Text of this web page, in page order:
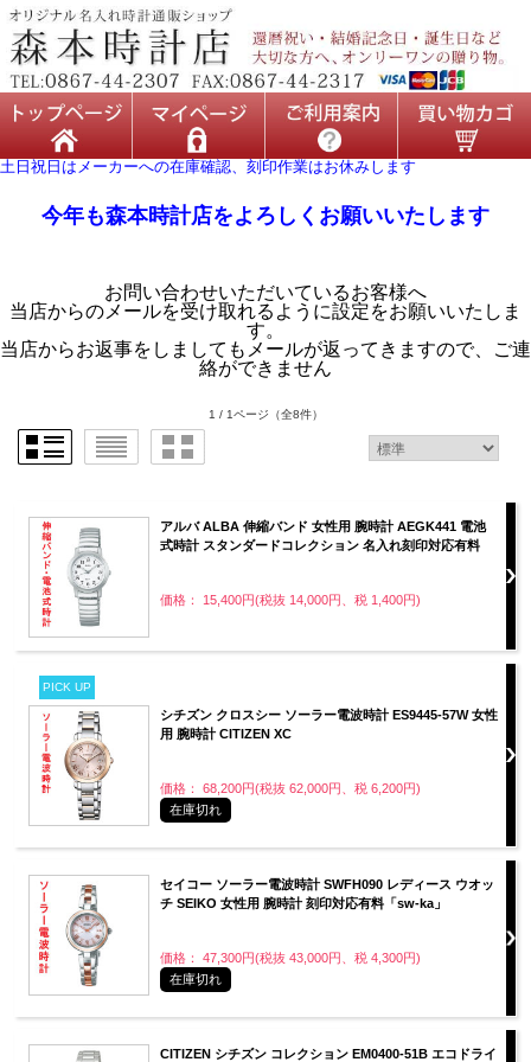
土日祝日はメーカーへの在庫確認、刻印作業はお休みします
今年も森本時計店をよろしくお願いいたします
お問い合わせいただいているお客様へ
当店からのメールを受け取れるように設定をお願いいたしま
す。
当店からお返事をしましてもメールが返ってきますので、ご連
絡ができません
1 / 1ページ （全8件）
アルバ ALBA 伸縮バンド 女性用 腕時計 AEGK441 電池
式時計 スタンダードコレクション 名入れ刻印対応有料
価格： 15,400円(税抜 14,000円、税 1,400円)
PICK UP
シチズン クロスシー ソーラー電波時計 ES9445-57W 女性
用 腕時計 CITIZEN XC
価格： 68,200円(税抜 62,000円、税 6,200円)
在庫切れ
セイコー ソーラー電波時計 SWFH090 レディース ウオッ
チ SEIKO 女性用 腕時計 刻印対応有料「sw-ka」
価格： 47,300円(税抜 43,000円、税 4,300円)
在庫切れ
CITIZEN シチズン コレクション EM0400-51B エコドライ